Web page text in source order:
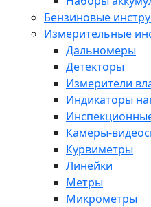
Бензиновые
Измерительные
Дальномеры
Детекторы
Измерители
Индикаторы
Камеры-
Курвиметры
Линейки
Метры
Микрометры